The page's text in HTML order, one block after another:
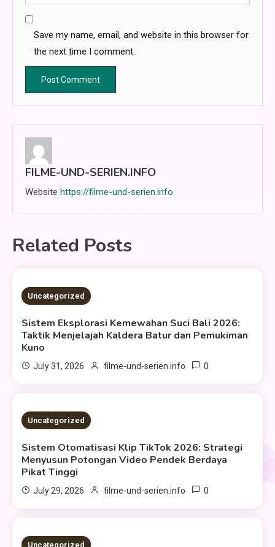
Save my name, email, and website in this browser for
the next time I comment.
FILME-UND-SERIEN.INFO
Website https://filme-und-serien.info
Related Posts
2 MINS READ
Uncategorized
Sistem Eksplorasi Kemewahan Suci Bali 2026:
Taktik Menjelajah Kaldera Batur dan Pemukiman
Kuno
July 31, 2026 filme-und-serien.info 0
2 MINS READ
Uncategorized
Sistem Otomatisasi Klip TikTok 2026: Strategi
Menyusun Potongan Video Pendek Berdaya
Pikat Tinggi
July 29, 2026 filme-und-serien.info 0
2 MINS READ
Uncategorized